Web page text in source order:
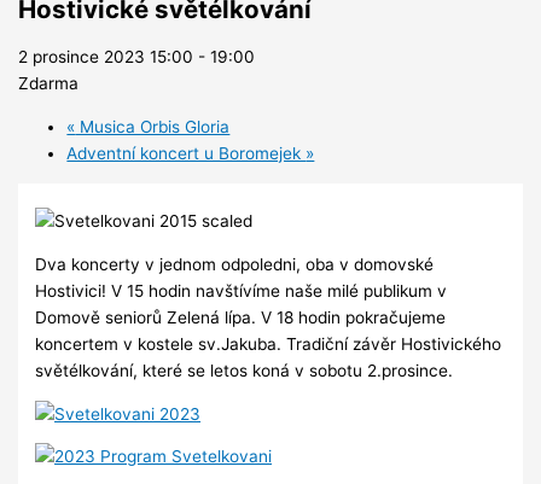
Hostivické světélkování
2 prosince 2023 15:00 -19:00
Zdarma
« Musica Orbis Gloria
Adventní koncert u Boromejek »
Dva koncerty v jednom odpoledni, oba v domovské
Hostivici! V 15 hodin navštívíme naše milé publikum v
Domově seniorů Zelená lípa. V 18 hodin pokračujeme
koncertem v kostele sv.Jakuba. Tradiční závěr Hostivického
světélkování, které se letos koná v sobotu 2.prosince.